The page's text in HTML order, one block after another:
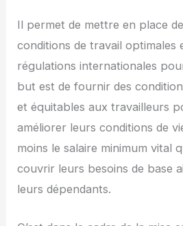
Il permet de mettre en place
conditions de travail optimales
régulations internationales
but est de fournir des
et équitables aux travailleurs
améliorer leurs conditions de
moins le salaire minimum vital
couvrir leurs besoins de base
leurs dépendants.